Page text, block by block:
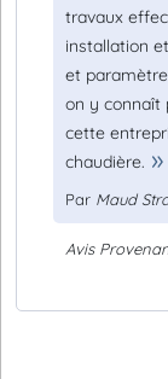
travaux
installation
et
on y connaît
cette
chaudière.
Par Maud
Avis